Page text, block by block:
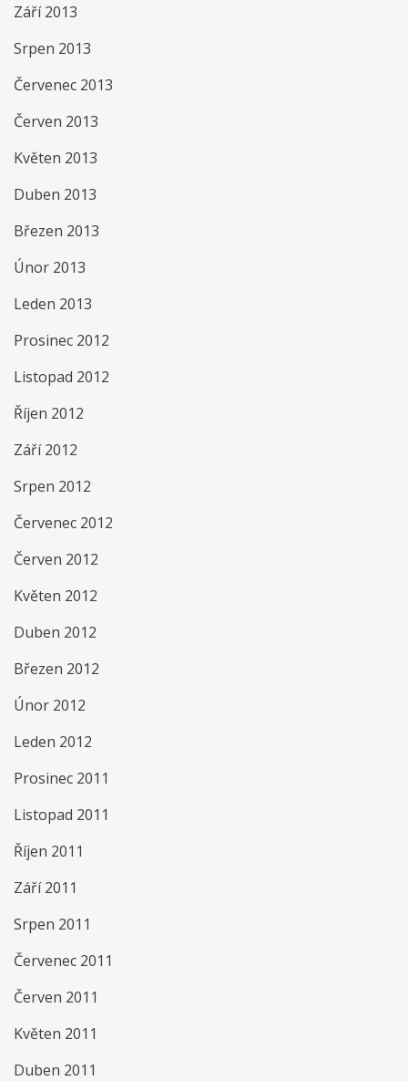
Září 2013
Srpen 2013
Červenec 2013
Červen 2013
Květen 2013
Duben 2013
Březen 2013
Únor 2013
Leden 2013
Prosinec 2012
Listopad 2012
Říjen 2012
Září 2012
Srpen 2012
Červenec 2012
Červen 2012
Květen 2012
Duben 2012
Březen 2012
Únor 2012
Leden 2012
Prosinec 2011
Listopad 2011
Říjen 2011
Září 2011
Srpen 2011
Červenec 2011
Červen 2011
Květen 2011
Duben 2011